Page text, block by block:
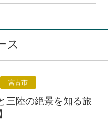
ス
宮古市
三陸の絶景を知る旅